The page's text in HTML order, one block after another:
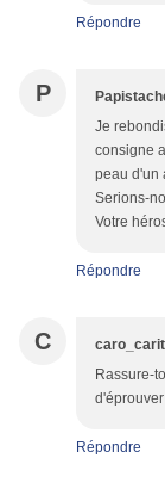
Répondre
P
Je
consigne
peau d'un
Serions-
Votre
Répondre
C
Rassure-
Répondre